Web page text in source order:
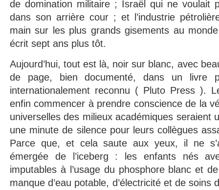
de domination militaire ; Israël qui ne voulait
dans son arrière cour ; et l’industrie
main sur les plus grands gisements au
écrit sept ans plus tôt.
Aujourd’hui, tout est là, noir sur blanc, avec
de page, bien documenté, dans un livre
internationalement reconnu ( Pluto Press ).
enfin commencer à prendre conscience de la
universelles des milieux académiques seraient
une minute de silence pour leurs collègues
Parce que, et cela saute aux yeux, il ne
émergée de l’iceberg : les enfants nés
imputables à l’usage du phosphore blanc et
manque d’eau potable, d’électricité et de soins